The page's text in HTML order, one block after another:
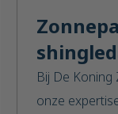
Bij De
onze